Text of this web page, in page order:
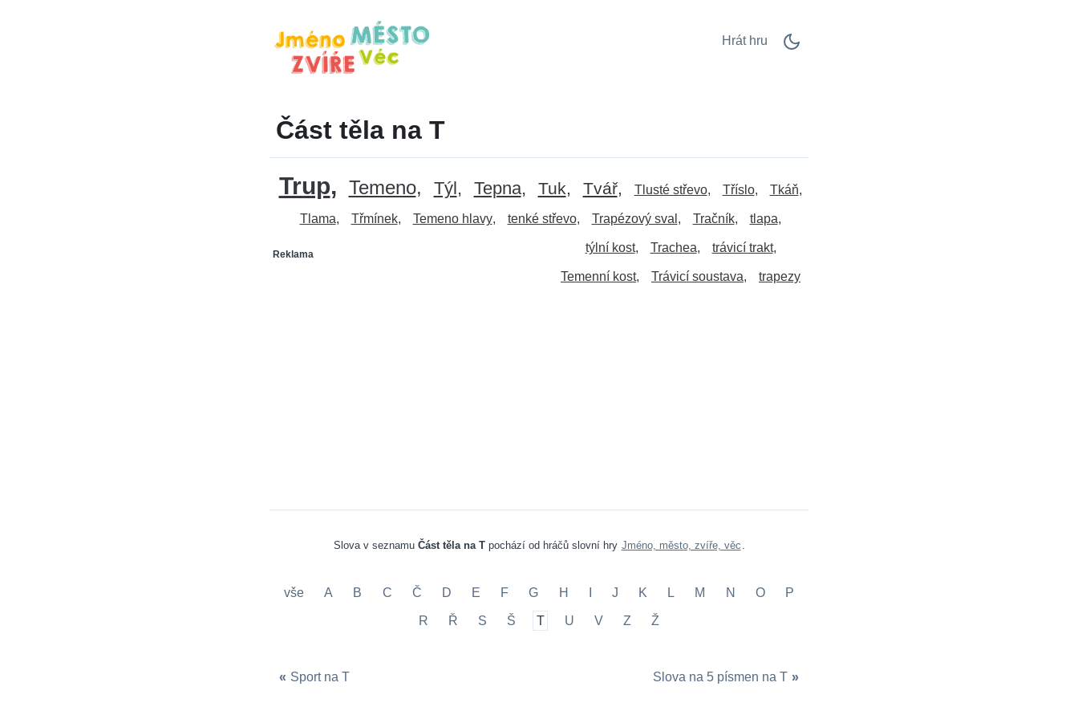
Hrát hru
Část těla na T
Trup Temeno Týl Tepna Tuk Tvář Tlusté střevo Tříslo Tkáň
Tlama Třmínek Temeno hlavy tenké střevo Trapézový sval Tračník
Reklama
tlapa
týlní kost Trachea trávicí trakt
Temenní kost Trávicí soustava trapezy
Slova v seznamu Část těla na Tpochází od hráčů slovní hry Jméno, město, zvíře, věc .
vše A B C Č D E F G H J K L M N O P
R Ř S Š T U V Z Ž
« Sport na T Slova na 5 písmen na T »